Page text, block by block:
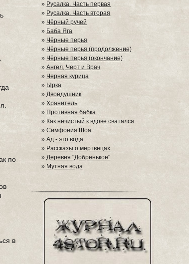
по
в
» Русалка. Часть первая
» Русалка. Часть вторая
» Чёрный ручей
» Баба Яга
» Чёрные перья
»Чёрные перья (продолжение)
» Чёрные перья (окончание)
»Ангел, Черт и Врач
» Черная курица
» Ырка
»Двоедушник
»Хранитель
» Противная бабка
» Как нечистый к вдове сватался
»Симфония Шоа
»Ад - это вода
» Рассказы о мертвецах
»Деревня "Добренькое"
» Мутная вода